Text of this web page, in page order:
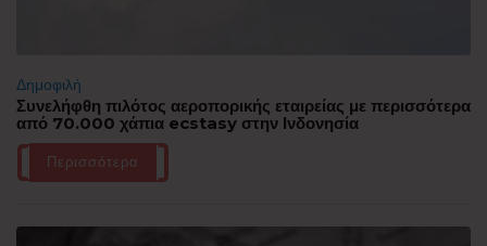
Δημοφιλή
Συνελήφθη πιλότος αεροπορικής εταιρείας με περισσότερα
από 70.000 χάπια ecstasy στην Ινδονησία
Περισσότερα